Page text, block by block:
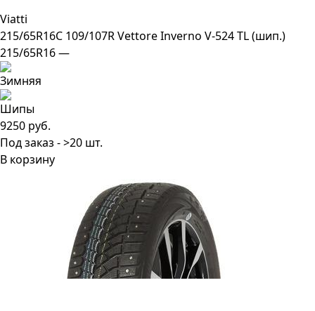
Viatti
215/65R16C 109/107R Vettore Inverno V-524 TL (шип.)
215/65R16 —
9250 руб.
Под заказ - >20 шт.
В корзину